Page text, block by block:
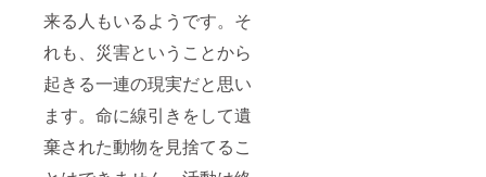
来る人もいるようです。そ
れも、災害ということから
起きる一連の現実だと思い
ます。命に線引きをして遺
棄された動物を見捨てるこ